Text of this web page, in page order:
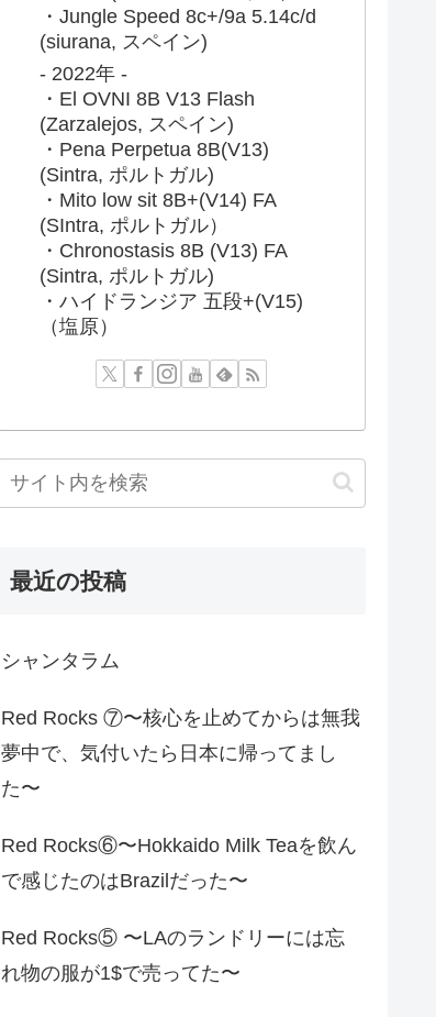
・Jungle Speed 8c+/9a 5.14c/d
(siurana, スペイン)
- 2022年 -
・El OVNI 8B V13 Flash
(Zarzalejos, スペイン)
・Pena Perpetua 8B(V13)
(Sintra, ポルトガル)
・Mito low sit 8B+(V14) FA
(SIntra, ポルトガル）
・Chronostasis 8B (V13) FA
(Sintra, ポルトガル)
・ハイドランジア 五段+(V15)
（塩原）
最近の投稿
シャンタラム
Red Rocks ⑦〜核心を止めてからは無我
夢中で、気付いたら日本に帰ってまし
た〜
Red Rocks⑥〜Hokkaido Milk Teaを飲ん
で感じたのはBrazilだった〜
Red Rocks⑤ 〜LAのランドリーには忘
れ物の服が1$で売ってた〜